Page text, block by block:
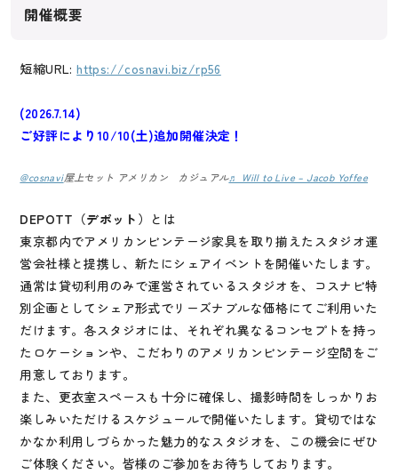
開催概要
短縮URL:https://cosnavi.biz/rp56
(2026.7.14)
ご好評により10/10(土)追加開催決定！
@cosnavi屋上セット アメリカン カジュアル♬ Will to Live – Jacob Yoffee
DEPOTT（デポット） とは
東京都内でアメリカンビンテージ家具を取り揃えたスタジオ運
営会社様と提携し、新たにシェアイベントを開催いたします。
通常は貸切利用のみで運営されているスタジオを、コスナビ特
別企画としてシェア形式でリーズナブルな価格にてご利用いた
だけます。各スタジオには、それぞれ異なるコンセプトを持っ
たロケーションや、こだわりのアメリカンビンテージ空間をご
用意しております。
また、更衣室スペースも十分に確保し、撮影時間をしっかりお
楽しみいただけるスケジュールで開催いたします。貸切ではな
かなか利用しづらかった魅力的なスタジオを、この機会にぜひ
ご体験ください。皆様のご参加をお待ちしております。